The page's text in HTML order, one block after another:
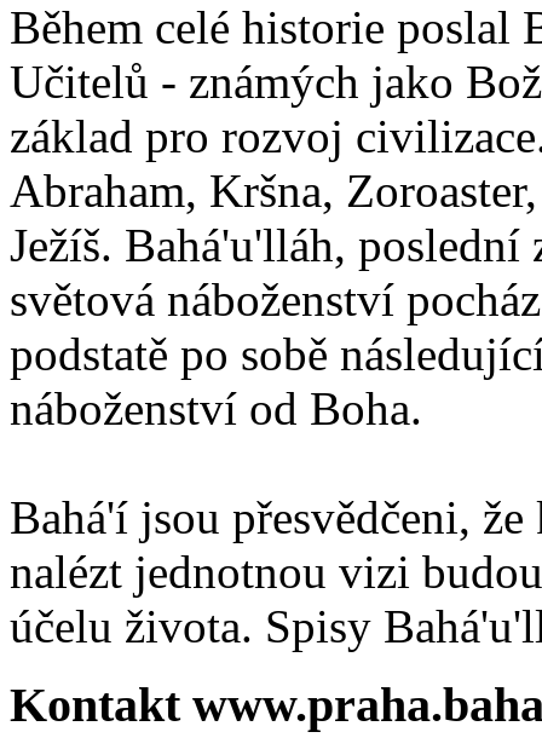
Během celé historie poslal
Učitelů - známých jako
základ pro rozvoj
Abraham, Kršna,
Ježíš. Bahá'u'lláh,
světová náboženství
podstatě po sobě
náboženství od Boha.
Bahá'í jsou přesvědčeni,
nalézt jednotnou vizi
účelu života. Spisy
Kontakt